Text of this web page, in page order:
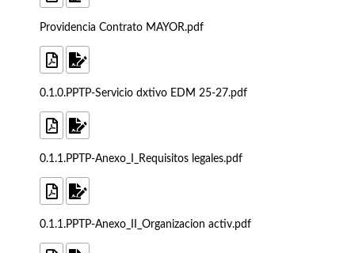
Providencia Contrato MAYOR.pdf
0.1.0.PPTP-Servicio dxtivo EDM 25-27.pdf
0.1.1.PPTP-Anexo_I_Requisitos legales.pdf
0.1.1.PPTP-Anexo_II_Organizacion activ.pdf